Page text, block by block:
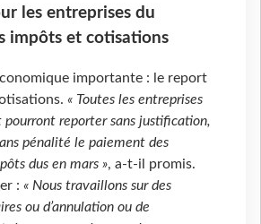
les entreprises du
impôts et cotisations
importante : le report
« Toutes les entreprises
reporter sans justification,
pénalité le paiement des
dus en mars », a-t-il promis.
: « Nous travaillons sur des
ou d’annulation ou de